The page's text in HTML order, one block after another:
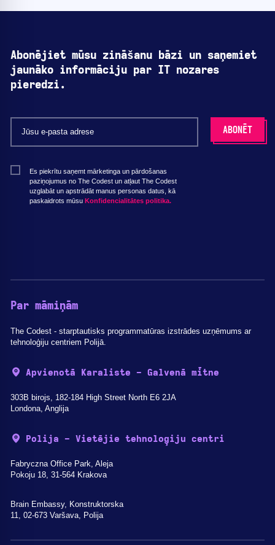
Abonējiet mūsu zināšanu bāzi un saņemiet
jaunāko informāciju par IT nozares
pieredzi.
Es piekrītu saņemt mārketinga un pārdošanas
paziņojumus no The Codest un atļaut The Codest
uzglabāt un apstrādāt manus personas datus, kā
paskaidrots mūsu Konfidencialitātes politika.
Par māmiņām
The Codest - starptautisks programmatūras izstrādes uzņēmums ar
tehnoloģiju centriem Polijā.
Apvienotā Karaliste - Galvenā mītne
303B birojs, 182-184 High Street North E6 2JA
Londona, Anglija
Polija - Vietējie tehnoloģiju centri
Fabryczna Office Park, Aleja
Pokoju 18, 31-564 Krakova
Brain Embassy, Konstruktorska
11, 02-673 Varšava, Polija